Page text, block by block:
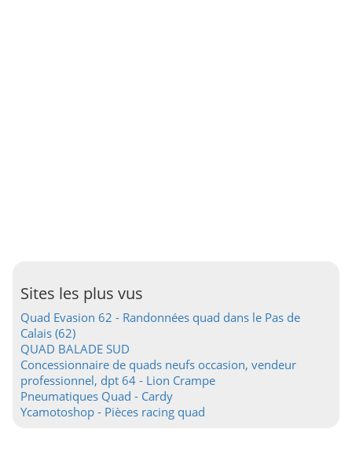
Sites les plus vus
Quad Evasion 62 - Randonnées quad dans le Pas de
Calais (62)
QUAD BALADE SUD
Concessionnaire de quads neufs occasion, vendeur
professionnel, dpt 64 - Lion Crampe
Pneumatiques Quad - Cardy
Ycamotoshop - Pièces racing quad